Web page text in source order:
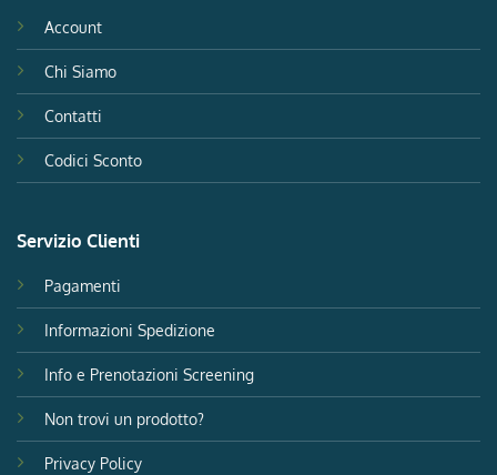
Account
Chi Siamo
Contatti
Codici Sconto
Servizio Clienti
Pagamenti
Informazioni Spedizione
Info e Prenotazioni Screening
Non trovi un prodotto?
Privacy Policy